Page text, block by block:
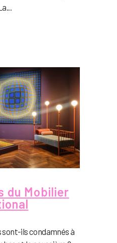
du Mobilier
ils condamnés à